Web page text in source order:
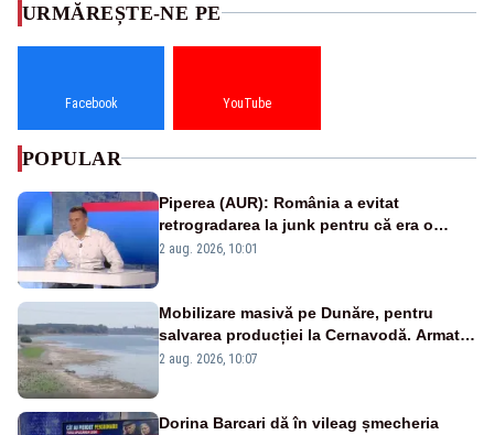
URMĂREȘTE-NE PE
Facebook YouTube
POPULAR
Piperea (AUR): România a evitat
retrogradarea la junk pentru că era o
catastrofă pentru bănci și fondurile de
2 aug. 2026, 10:01
Mobilizare masivă pe Dunăre, pentru
salvarea producției la Cernavodă. Armata
va detona o stâncă și va devia apa
2 aug. 2026, 10:07
Dorina Barcari dă în vileag șmecheria